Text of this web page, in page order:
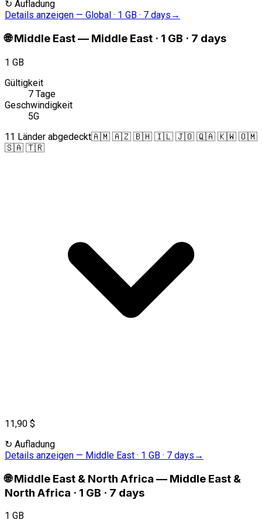
↻ Aufladung
Details anzeigen — Global · 1 GB · 7 days →
🌐 Middle East— Middle East · 1 GB · 7 days
1 GB
Gültigkeit
7 Tage
Geschwindigkeit
5G
11 Länder abgedeckt🇦🇲 🇦🇿 🇧🇭 🇮🇱 🇯🇴 🇶🇦 🇰🇼 🇴🇲
🇸🇦 🇹🇷
11,90 $
↻ Aufladung
Details anzeigen — Middle East · 1 GB · 7 days →
🌐 Middle East & North Africa — Middle East &
North Africa · 1 GB · 7 days
1 GB